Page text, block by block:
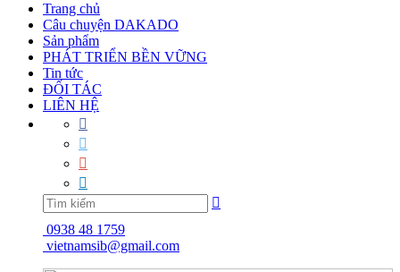
Trang chủ
Câu chuyện DAKADO
Sản phẩm
PHÁT TRIỂN BỀN VỮNG
Tin tức
ĐỐI TÁC
LIÊN HỆ





0938 48 1759
vietnamsib@gmail.com